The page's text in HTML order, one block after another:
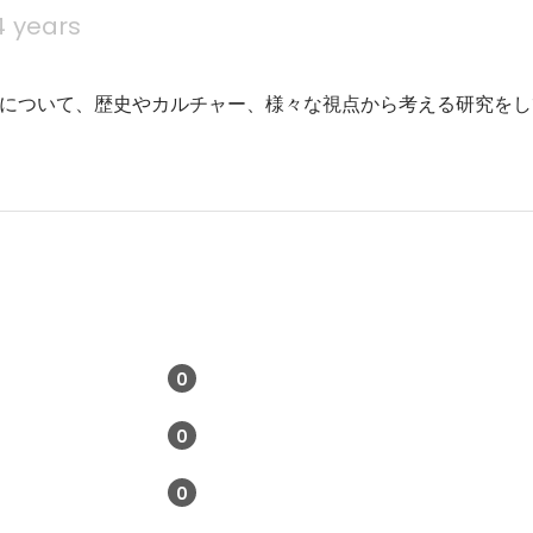
years
ついて、歴史やカルチャー、様々な視点から考える研究を
0
0
0